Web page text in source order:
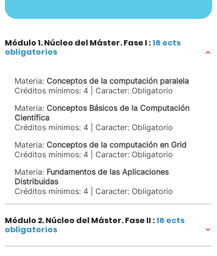
Módulo 1. Núcleo del Máster. Fase I :16 ects
obligatorios
Materia: Conceptos de la computación paralela
Créditos mínimos: 4 | Caracter: Obligatorio
Materia: Conceptos Básicos de la Computación
Científica
Créditos mínimos: 4 | Caracter: Obligatorio
Materia: Conceptos de la computación en Grid
Créditos mínimos: 4 | Caracter: Obligatorio
Materia: Fundamentos de las Aplicaciones
Distribuidas
Créditos mínimos: 4 | Caracter: Obligatorio
Módulo 2. Núcleo del Máster. Fase II :16 ects
obligatorios